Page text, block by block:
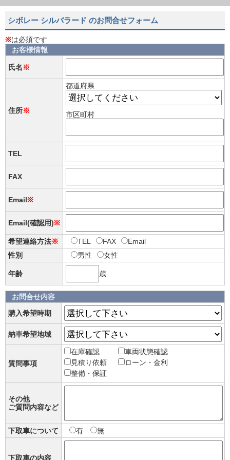
シボレー シルバラード のお問合せフォーム
※は必須です
お客様情報
氏名※
住所※
都道府県
市区町村
TEL
FAX
Email※
Email(確認用)※
希望連絡方法※ TEL FAX
Email
性別
男性 女性
年齢 歳
お問合せ内容
購入希望時期
納車希望地域
質問事項
在庫確認
車両状態確認
見積り依頼
ローン・金利
整備・保証
その他
ご質問内容など
下取車について 有 無
下取車の内容